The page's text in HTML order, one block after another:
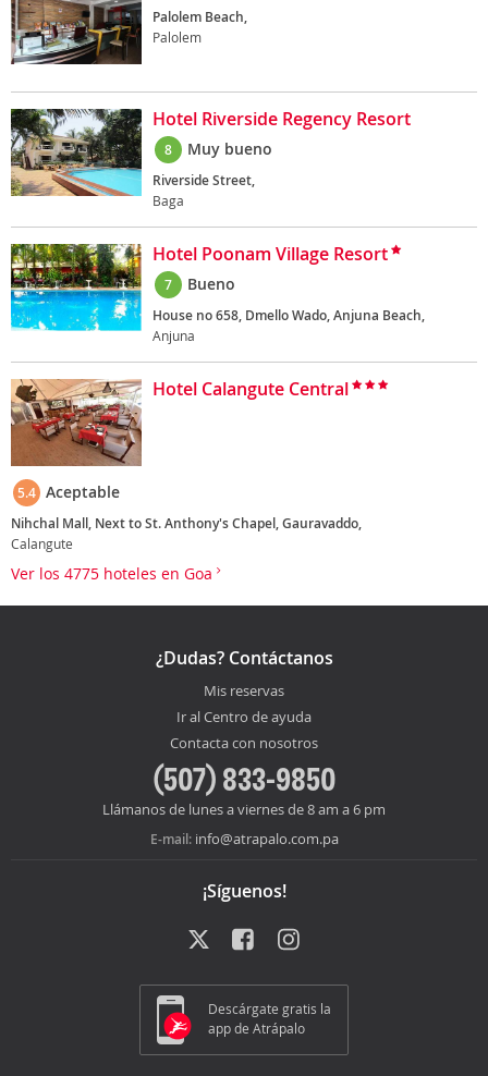
Palolem Beach,
Palolem
Hotel Riverside Regency Resort
8 Muy bueno
Riverside Street,
Baga
Hotel Poonam Village Resort
7 Bueno
House no 658, Dmello Wado, Anjuna Beach,
Anjuna
Hotel Calangute Central
5.4 Aceptable
Nihchal Mall, Next to St. Anthony's Chapel, Gauravaddo,
Calangute
Ver los 4775 hoteles en Goa
¿Dudas? Contáctanos
Mis reservas
Ir al Centro de ayuda
Contacta con nosotros
(507) 833-9850
Llámanos de lunes a viernes de 8 am a 6 pm
E-mail: info@atrapalo.com.pa
¡Síguenos!
Descárgate gratis la
app de Atrápalo